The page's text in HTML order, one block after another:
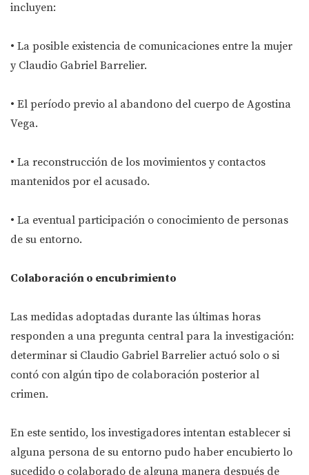
incluyen:
• La posible existencia de comunicaciones entre la mujer
y Claudio Gabriel Barrelier.
• El período previo al abandono del cuerpo de Agostina
Vega.
• La reconstrucción de los movimientos y contactos
mantenidos por el acusado.
• La eventual participación o conocimiento de personas
de su entorno.
Colaboración o encubrimiento
Las medidas adoptadas durante las últimas horas
responden a una pregunta central para la investigación:
determinar si Claudio Gabriel Barrelier actuó solo o si
contó con algún tipo de colaboración posterior al
crimen.
En este sentido, los investigadores intentan establecer si
alguna persona de su entorno pudo haber encubierto lo
sucedido o colaborado de alguna manera después de